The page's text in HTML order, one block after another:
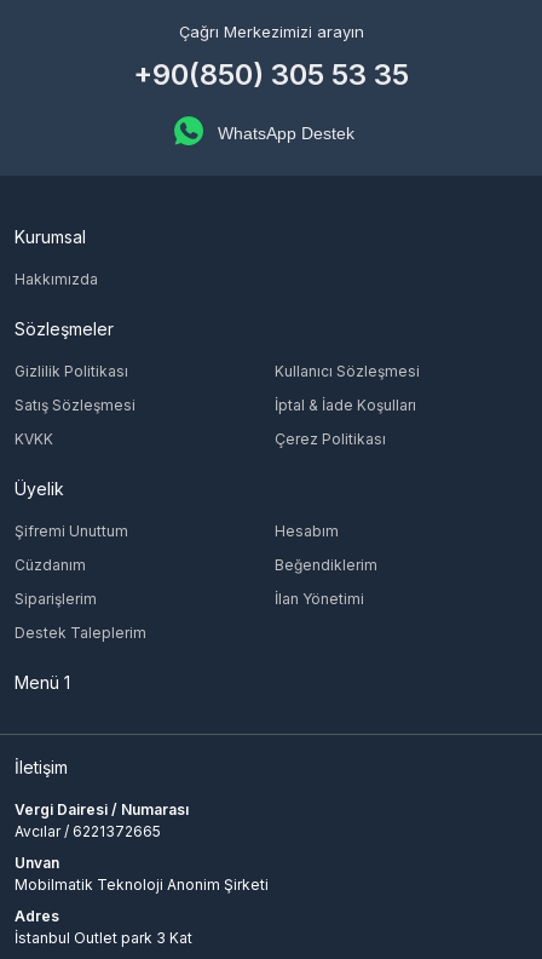
Çağrı Merkezimizi arayın
+90(850) 305 53 35
WhatsApp Destek
Kurumsal
Hakkımızda
Sözleşmeler
Gizlilik Politikası
Kullanıcı Sözleşmesi
Satış Sözleşmesi
İptal & İade Koşulları
KVKK
Çerez Politikası
Üyelik
Şifremi Unuttum
Hesabım
Cüzdanım
Beğendiklerim
Siparişlerim
İlan Yönetimi
Destek Taleplerim
Menü 1
İletişim
Vergi Dairesi / Numarası
Avcılar / 6221372665
Unvan
Mobilmatik Teknoloji Anonim Şirketi
Adres
İstanbul Outlet park 3 Kat